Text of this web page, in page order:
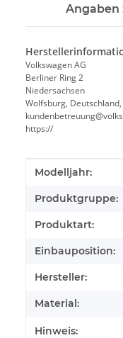
Volkswagen AG
Berliner Ring 2
Niedersachsen
Wolfsburg,
https://
Wert
Modelljahr:
Produktgruppe:
Produktart:
Einbauposition:
Hersteller:
Material:
Hinweis: